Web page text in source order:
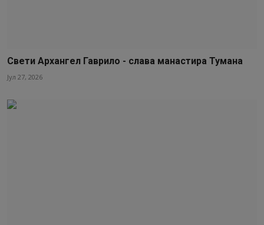
Свети Архангел Гаврило - слава манастира Тумана
Јул 27, 2026